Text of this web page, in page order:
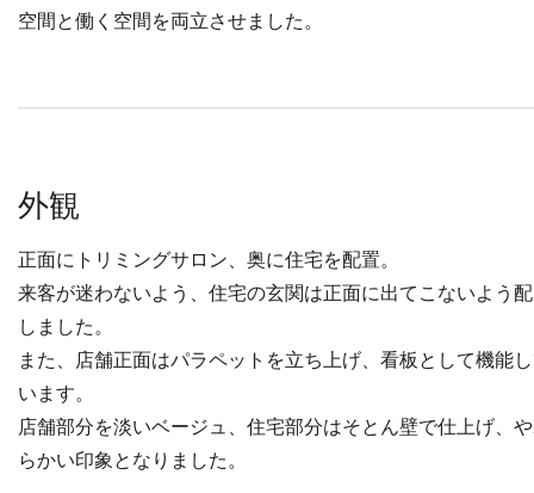
空間と働く空間を両立させました。
外観
正面にトリミングサロン、奥に住宅を配置。
来客が迷わないよう、住宅の玄関は正面に出てこないよう
しました。
また、店舗正面はパラペットを立ち上げ、看板として機能
います。
店舗部分を淡いベージュ、住宅部分はそとん壁で仕上げ、
らかい印象となりました。